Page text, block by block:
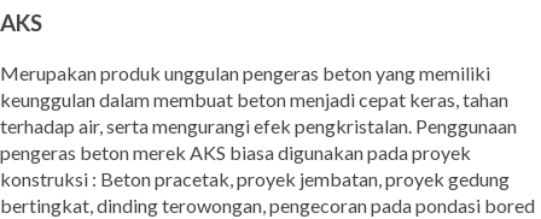
AKS
Merupakan produk unggulan pengeras beton yang memiliki
keunggulan dalam membuat beton menjadi cepat keras, tahan
terhadap air, serta mengurangi efek pengkristalan. Penggunaan
pengeras beton merek AKS biasa digunakan pada proyek
konstruksi : Beton pracetak, proyek jembatan, proyek gedung
bertingkat, dinding terowongan, pengecoran pada pondasi bored